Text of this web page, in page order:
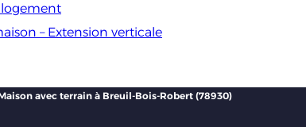
– Extension verticale
avec terrain à Breuil-Bois-Robert (78930)